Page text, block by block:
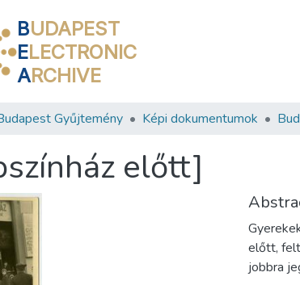
BUDAPEST
ELECTRONIC
ARCHIVE
Gyűjtemény Képi dokumentumok
előtt]
előtt,
jobbra